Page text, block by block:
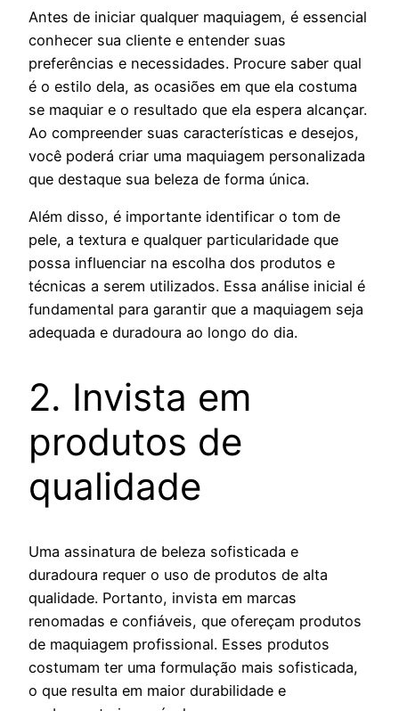
Antes de iniciar qualquer maquiagem, é essencial
conhecer sua cliente e entender suas
preferências e necessidades. Procure saber qual
é o estilo dela, as ocasiões em que ela costuma
se maquiar e o resultado que ela espera alcançar.
Ao compreender suas características e desejos,
você poderá criar uma maquiagem personalizada
que destaque sua beleza de forma única.
Além disso, é importante identificar o tom de
pele, a textura e qualquer particularidade que
possa influenciar na escolha dos produtos e
técnicas a serem utilizados. Essa análise inicial é
fundamental para garantir que a maquiagem seja
adequada e duradoura ao longo do dia.
2. Invista em
produtos de
qualidade
Uma assinatura de beleza sofisticada e
duradoura requer o uso de produtos de alta
qualidade. Portanto, invista em marcas
renomadas e confiáveis, que ofereçam produtos
de maquiagem profissional. Esses produtos
costumam ter uma formulação mais sofisticada,
o que resulta em maior durabilidade e